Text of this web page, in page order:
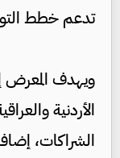
تدعم خطط
ويهدف المعرض
الأردنية
الشراكات،